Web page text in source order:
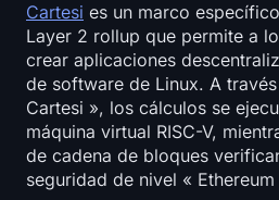
Calculadora de staking de
Acerca de
Cartesi es un marco
Layer 2 rollup que permite a
crear aplicaciones
de software de Linux. A
Cartesi », los cálculos se
máquina virtual RISC-V,
de cadena de bloques
seguridad de nivel « Ethereum